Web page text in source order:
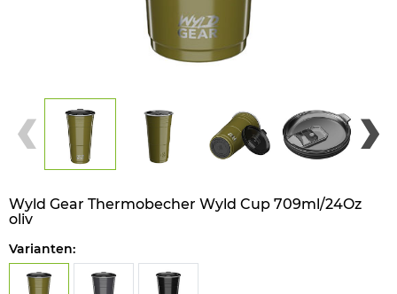
Wyld Gear Thermobecher Wyld Cup 709ml/24Oz
oliv
Varianten: